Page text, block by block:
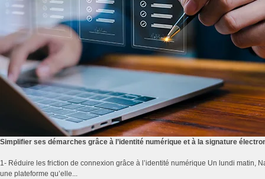
Simplifier ses démarches grâce à l’identité numérique et à la signature
1- Réduire les friction de connexion grâce à l’identité numérique Un lundi matin,
une plateforme qu’elle...